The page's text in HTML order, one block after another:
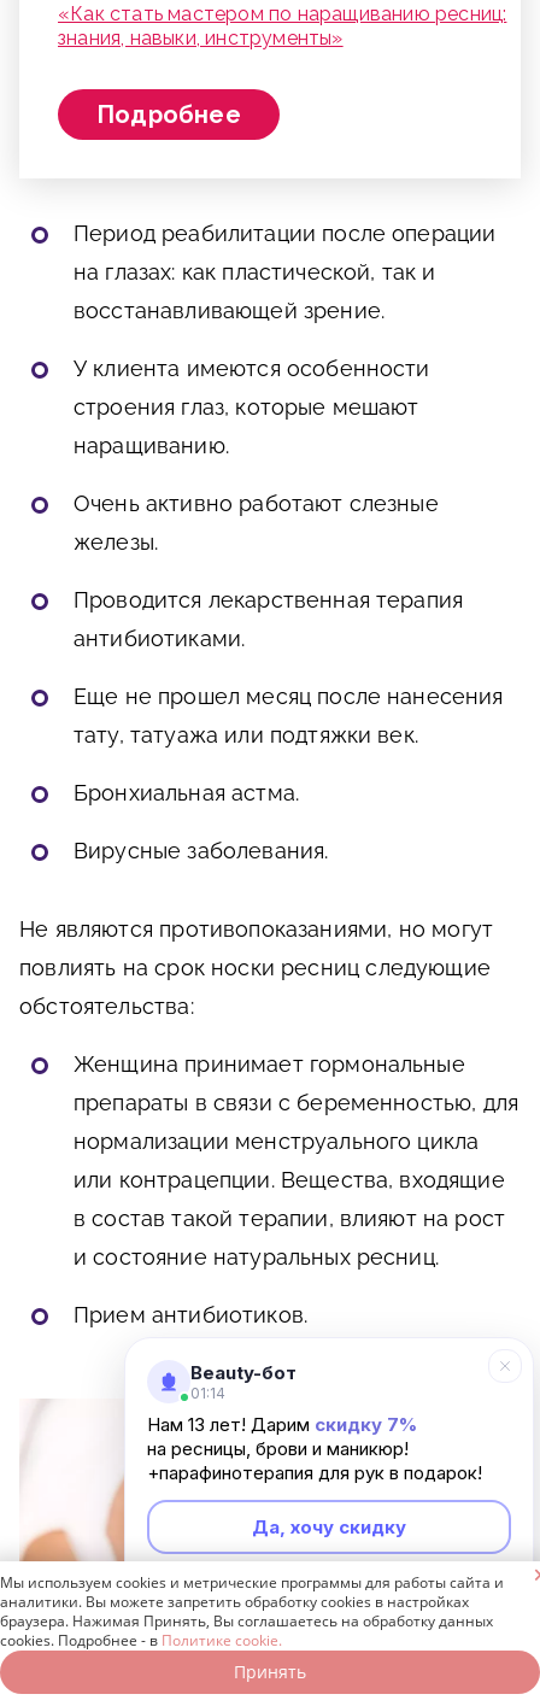
«Как стать мастером по наращиванию ресниц:
знания, навыки, инструменты»
Подробнее
Период реабилитации после операции
на глазах: как пластической, так и
восстанавливающей зрение.
У клиента имеются особенности
строения глаз, которые мешают
наращиванию.
Очень активно работают слезные
железы.
Проводится лекарственная терапия
антибиотиками.
Еще не прошел месяц после нанесения
тату, татуажа или подтяжки век.
Бронхиальная астма.
Вирусные заболевания.
Не являются противопоказаниями, но могут
повлиять на срок носки ресниц следующие
обстоятельства:
Женщина принимает гормональные
препараты в связи с беременностью, для
нормализации менструального цикла
или контрацепции. Вещества, входящие
в состав такой терапии, влияют на рост
и состояние натуральных ресниц.
Прием антибиотиков.
Beauty-бот
01:14
Нам 13 лет! Дарим скидку 7%
на ресницы, брови и маникюр!
+парафинотерапия для рук в подарок!
Да, хочу скидку
Неинтересно
Мы используем cookies и метрические программы для работы сайта и
аналитики. Вы можете запретить обработку cookies в настройках
браузера. Нажимая Принять, Вы соглашаетесь на обработку данных
cookies. Подробнее - в Политике cookie.
Принять